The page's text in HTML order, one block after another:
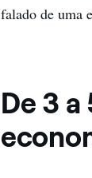
falado de uma
De 3 a